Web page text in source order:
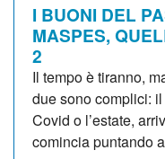
I BUONI DEL
MASPES,
2
Il tempo è tiranno,
due sono complici:
Covid o l’estate,
comincia puntando